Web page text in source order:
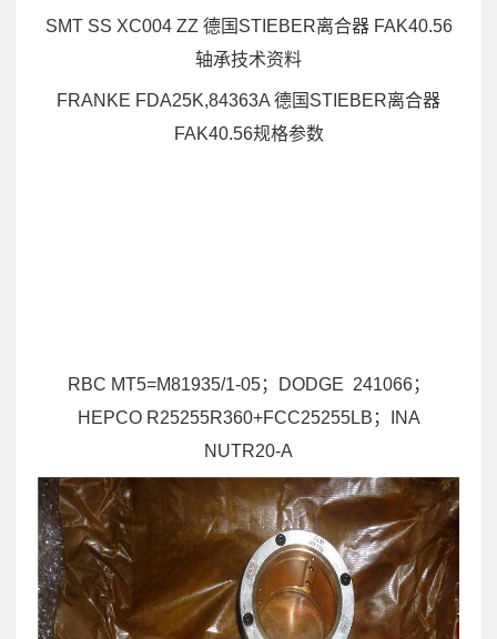
SMT SS XC004 ZZ 德国STIEBER离合器 FAK40.56
轴承技术资料
FRANKE FDA25K,84363A 德国STIEBER离合器
FAK40.56规格参数
RBC MT5=M81935/1-05；DODGE 241066；
HEPCO R25255R360+FCC25255LB；INA
NUTR20-A